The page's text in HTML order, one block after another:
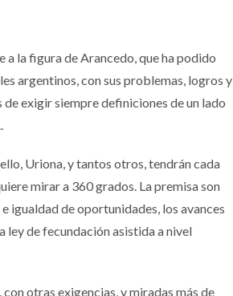
a la figura de Arancedo, que ha podido
argentinos, con sus problemas, logros y
exigir siempre definiciones de un lado
Uriona, y tantos otros, tendrán cada
mirar a 360 grados. La premisa son
igualdad de oportunidades, los avances
ley de fecundación asistida a nivel
otras exigencias, y miradas más de